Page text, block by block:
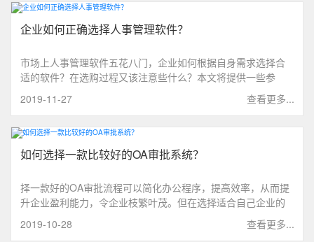
企业如何正确选择人事管理软件？
市场上人事管理软件五花八门，企业如何根据自身需求选择合
适的软件？在选购过程又该注意些什么？本文将提供一些参
考，帮助企业绕开商家宣传的花言巧语，更好地做出选择。
查看更多...
2019-11-27
如何选择一款比较好的OA审批系统？
择一款好的OA审批流程可以简化办公程序，提高效率，从而提
升企业盈利能力，令企业枝繁叶茂。但在选择适合自己企业的
OA审批系统不仅要看软件提供商的实力，更重要的是结合企业
的实际情况，合适才是最优的。
查看更多...
2019-10-28